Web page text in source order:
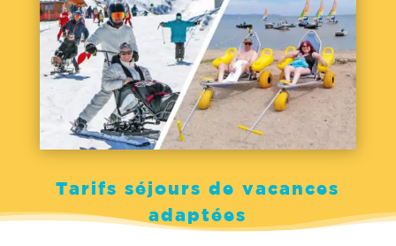
Tarifs séjours de vacances
adaptées